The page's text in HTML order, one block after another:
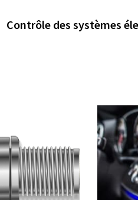
Contrôle des systèmes